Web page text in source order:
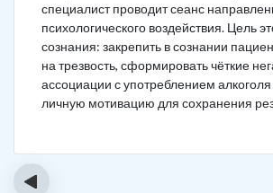
специалист проводит сеанс
психологического воздействия. Цель
сознания: закрепить в сознании
на трезвость, сформировать чёткие
ассоциации с употреблением алкоголя
личную мотивацию для сохранения
‹